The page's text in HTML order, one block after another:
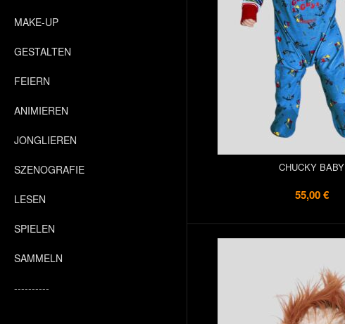
MAKE-UP
GESTALTEN
FEIERN
ANIMIEREN
JONGLIEREN
SZENOGRAFIE
LESEN
SPIELEN
SAMMELN
----------
CHUCKY BABY
55,00 €